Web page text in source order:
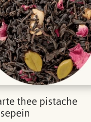
thee pistache